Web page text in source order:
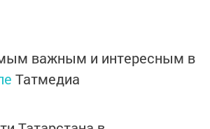
важным и интересным в
Татмедиа